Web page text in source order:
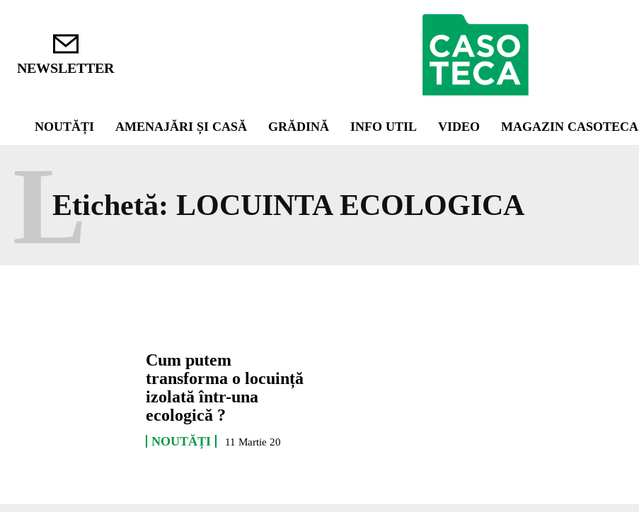
NEWSLETTER
NOUTĂȚI AMENAJĂRI ȘI CASĂ GRĂDINĂ INFO UTIL VIDEO MAGAZIN CASOTECA
Etichetă: LOCUINTA ECOLOGICA
L
Cum putem
transforma o locuință
izolată într-una
ecologică ?
NOUTĂȚI 11 Martie 20